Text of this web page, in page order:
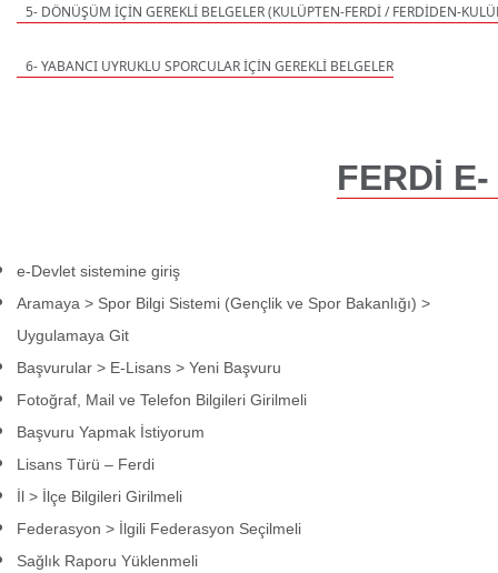
5- DÖNÜŞÜM İÇİN GEREKLİ BELGELER (KULÜPTEN-FERDİ / FERDİDEN-
6- YABANCI UYRUKLU SPORCULAR İÇİN GEREKLİ BELGELER
FERDİ
e-Devlet sistemine giriş
Aramaya > Spor Bilgi Sistemi (Gençlik ve Spor Bakanlığı) >
Uygulamaya Git
Başvurular > E-Lisans > Yeni Başvuru
Fotoğraf, Mail ve Telefon Bilgileri Girilmeli
Başvuru Yapmak İstiyorum
Lisans Türü – Ferdi
İl > İlçe Bilgileri Girilmeli
Federasyon > İlgili Federasyon Seçilmeli
Sağlık Raporu Yüklenmeli